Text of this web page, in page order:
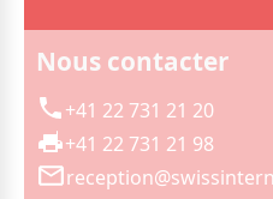
Nous contacter
+41 22 731 21 20
+41 22 731 21 98